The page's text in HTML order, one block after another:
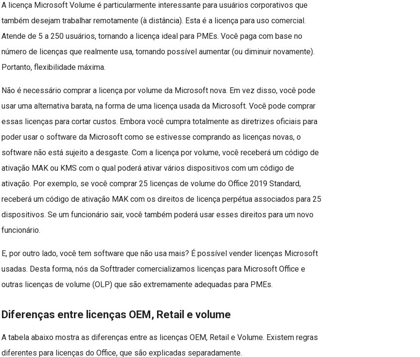
A licença Microsoft Volume é particularmente interessante para usuários corporativos que
também desejam trabalhar remotamente (à distância). Esta é a licença para uso comercial.
Atende de 5 a 250 usuários, tornando a licença ideal para PMEs. Você paga com base no
número de licenças que realmente usa, tornando possível aumentar (ou diminuir novamente).
Portanto, flexibilidade máxima.
Não é necessário comprar a licença por volume da Microsoft nova. Em vez disso, você pode
usar uma alternativa barata, na forma de uma licença usada da Microsoft. Você pode comprar
essas licenças para cortar custos. Embora você cumpra totalmente as diretrizes oficiais para
poder usar o software da Microsoft como se estivesse comprando as licenças novas, o
software não está sujeito a desgaste. Com a licença por volume, você receberá um código de
ativação MAK ou KMS com o qual poderá ativar vários dispositivos com um código de
ativação. Por exemplo, se você comprar 25 licenças de volume do Office 2019 Standard,
receberá um código de ativação MAK com os direitos de licença perpétua associados para 25
dispositivos. Se um funcionário sair, você também poderá usar esses direitos para um novo
funcionário.
E, por outro lado, você tem software que não usa mais? É possível vender licenças Microsoft
usadas. Desta forma, nós da Softtrader comercializamos licenças para Microsoft Office e
outras licenças de volume (OLP) que são extremamente adequadas para PMEs.
Diferenças entre licenças OEM, Retail e volume
A tabela abaixo mostra as diferenças entre as licenças OEM, Retail e Volume. Existem regras
diferentes para licenças do Office, que são explicadas separadamente.